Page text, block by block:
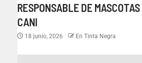
RESPONSABLE DE
CANI
18 junio, 2026 En Tinta Negra